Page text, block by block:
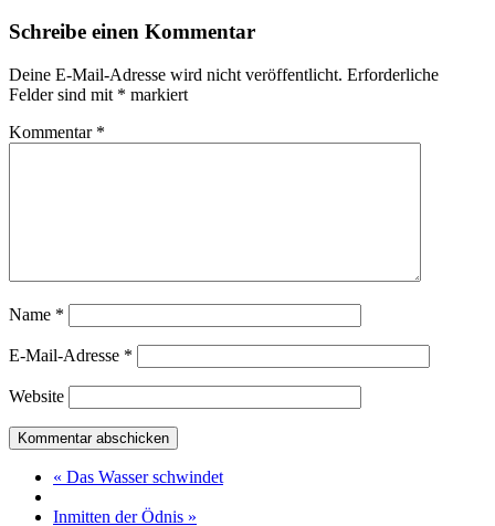
Schreibe einen Kommentar
Deine E-Mail-Adresse wird nicht veröffentlicht. Erforderliche
Felder sind mit * markiert
Kommentar *
Name *
E-Mail-Adresse *
Website
« Das Wasser schwindet
Inmitten der Ödnis »